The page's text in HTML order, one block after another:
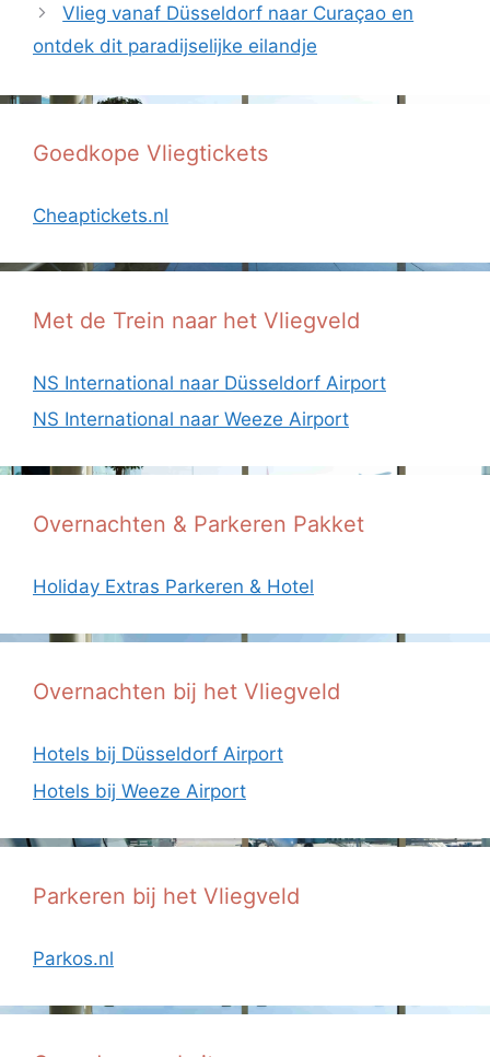
Vlieg vanaf Düsseldorf naar Curaçao en
ontdek dit paradijselijke eilandje
Goedkope Vliegtickets
Cheaptickets.nl
Met de Trein naar het Vliegveld
NS International naar Düsseldorf Airport
NS International naar Weeze Airport
Overnachten & Parkeren Pakket
Holiday Extras Parkeren & Hotel
Overnachten bij het Vliegveld
Hotels bij Düsseldorf Airport
Hotels bij Weeze Airport
Parkeren bij het Vliegveld
Parkos.nl